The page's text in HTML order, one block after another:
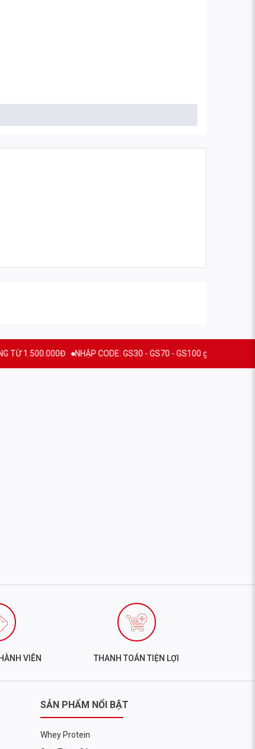
1.500.000Đ NHẬP CODE: GS30 - GS70 - GS100 giảm trực tiếp 30K -
VIÊN THANH TOÁN TIỆN LỢI
SẢN PHẨM NỔI BẬT
Whey Protein